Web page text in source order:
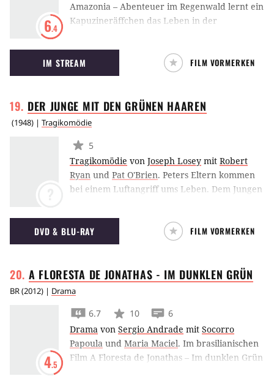
6.4
Amazonia – Abenteuer im Regenwald lernt ein
Kapuzineräffchen das Leben in der
IM STREAM FILM VORMERKEN
DER JUNGE MIT DEN GRÜNEN HAAREN
(1948) | Tragikomödie
5
Tragikomödie von Joseph Losey mit Robert
Ryan und Pat O'Brien. Peters Eltern kommen
bei einem Luftangriff ums Leben. Dem Jungen
und Vater nicht mehr da sind. Als Peter eines
Tages doch die Wahrheit erfährt, werden
seine Haare über Nacht grün. Seine
verlangen, dass Peter sich kahlscheren lässt.
DVD & BLU-RAY FILM VORMERKEN
A FLORESTA DE JONATHAS - IM DUNKLENGRÜN
BR(2012) | Drama
4.5
6.7 10
6
Drama von Sergio Andrade mit Socorro
Papoula und Maria Maciel. Im brasilianischen
Film A Floresta de Jonathas – Im dunklen Grün